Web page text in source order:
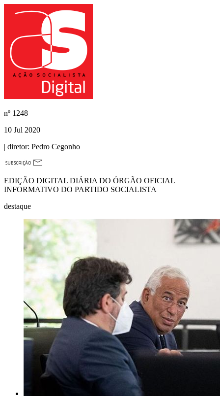
nº 1248
10 Jul 2020
| diretor: Pedro Cegonho
EDIÇÃO DIGITAL DIÁRIA DO ÓRGÃO OFICIAL
INFORMATIVO DO PARTIDO SOCIALISTA
destaque